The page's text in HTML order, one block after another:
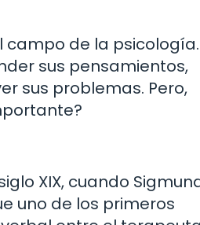
campo de la psicología.
sus pensamientos,
sus problemas. Pero,
XIX, cuando
uno de los primeros